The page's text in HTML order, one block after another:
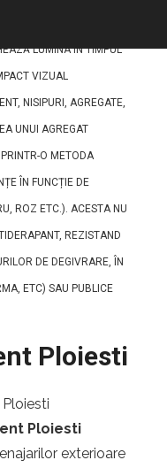
LUMINA ÎN TIMPUL
VIZUAL
NISIPURI, AGREGATE,
UNUI AGREGAT
O METODA
ÎN FUNCȚIE DE
ROZ ETC.). ACESTA NU
REZISTAND
DE DEGIVRARE, ÎN
ETC) SAU PUBLICE
Ploiesti
Ploiesti
exterioare